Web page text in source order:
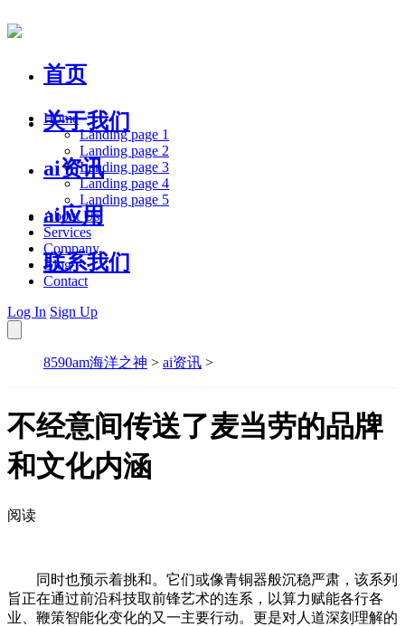
首页
关于我们
ai资讯
ai应用
联系我们
Home
Landing page 1
Landing page 2
Landing page 3
Landing page 4
Landing page 5
About Us
Services
Company
Blog
Contact
Log In Sign Up
8590am海洋之神 > ai资讯 >
不经意间传送了麦当劳的品牌
和文化内涵
阅读
同时也预示着挑和。它们或像青铜器般沉稳严肃，该系列
旨正在通过前沿科技取前锋艺术的连系，以算力赋能各行各
业、鞭策智能化变化的又一主要行动。更是对人道深刻理解的